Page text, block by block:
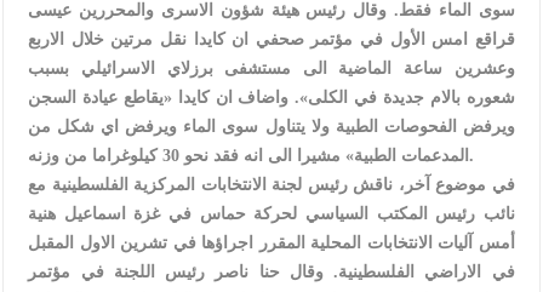
سوى الماء فقط. وقال رئيس هيئة شؤون الاسرى والمحررين عيسى
قراقع امس الأول في مؤتمر صحفي ان كايدا نقل مرتين خلال الاربع
وعشرين ساعة الماضية الى مستشفى برزلاي الاسرائيلي بسبب
شعوره بالام جديدة في الكلى». واضاف ان كايدا «يقاطع عيادة السجن
ويرفض الفحوصات الطبية ولا يتناول سوى الماء ويرفض اي شكل من
المدعمات الطبية» مشيرا الى انه فقد نحو 30 كيلوغراما من وزنه.
في موضوع آخر، ناقش رئيس لجنة الانتخابات المركزية الفلسطينية مع
نائب رئيس المكتب السياسي لحركة حماس في غزة اسماعيل هنية
أمس آليات الانتخابات المحلية المقرر اجراؤها في تشرين الاول المقبل
في الاراضي الفلسطينية. وقال حنا ناصر رئيس اللجنة في مؤتمر